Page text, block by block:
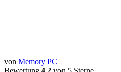
von Memory PC